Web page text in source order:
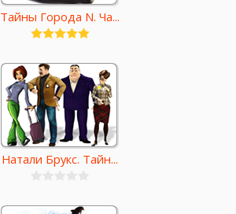
Тайны Города N. Ча...
Натали Брукс. Тайн...